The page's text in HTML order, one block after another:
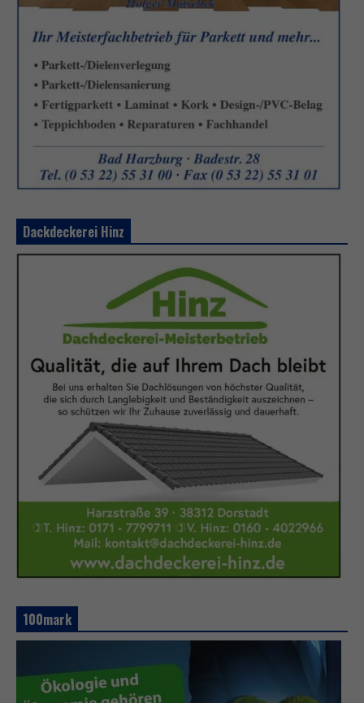
Dackdeckerei Hinz
100mark